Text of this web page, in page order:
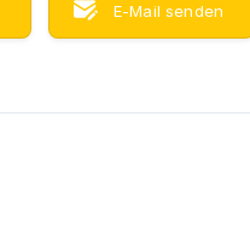
E-Mail senden